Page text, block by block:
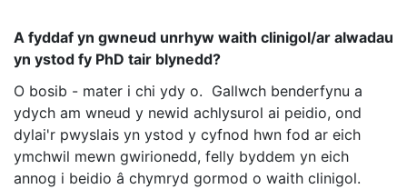
A fyddaf yn gwneud unrhyw waith clinigol/ar alwadau
yn ystod fy PhD tair blynedd?
O bosib - mater i chi ydy o. Gallwch benderfynu a
ydych am wneud y newid achlysurol ai peidio, ond
dylai'r pwyslais yn ystod y cyfnod hwn fod ar eich
ymchwil mewn gwirionedd, felly byddem yn eich
annog i beidio â chymryd gormod o waith clinigol.